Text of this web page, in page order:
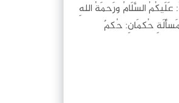
عَلَيكُمُ السَّلَامُ ورَحمَةُ اللهِ
حُكمَانِ: حُكمٌ